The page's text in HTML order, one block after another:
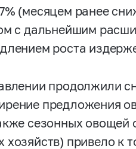
(месяцем ранее
с дальнейшим
роста
продолжили
предложения
сезонных овощей
хозяйств) привело к